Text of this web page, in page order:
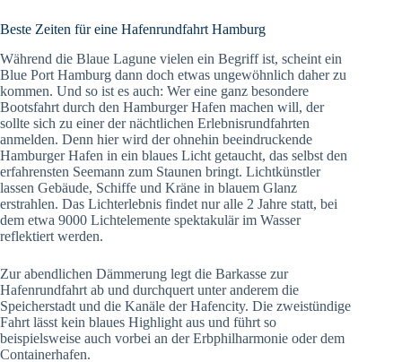
Beste Zeiten für eine Hafenrundfahrt Hamburg
Während die Blaue Lagune vielen ein Begriff ist, scheint ein
Blue Port Hamburg dann doch etwas ungewöhnlich daher zu
kommen. Und so ist es auch: Wer eine ganz besondere
Bootsfahrt durch den Hamburger Hafen machen will, der
sollte sich zu einer der nächtlichen Erlebnisrundfahrten
anmelden. Denn hier wird der ohnehin beeindruckende
Hamburger Hafen in ein blaues Licht getaucht, das selbst den
erfahrensten Seemann zum Staunen bringt. Lichtkünstler
lassen Gebäude, Schiffe und Kräne in blauem Glanz
erstrahlen. Das Lichterlebnis findet nur alle 2 Jahre statt, bei
dem etwa 9000 Lichtelemente spektakulär im Wasser
reflektiert werden.
Zur abendlichen Dämmerung legt die Barkasse zur
Hafenrundfahrt ab und durchquert unter anderem die
Speicherstadt und die Kanäle der Hafencity. Die zweistündige
Fahrt lässt kein blaues Highlight aus und führt so
beispielsweise auch vorbei an der Erbphilharmonie oder dem
Containerhafen.